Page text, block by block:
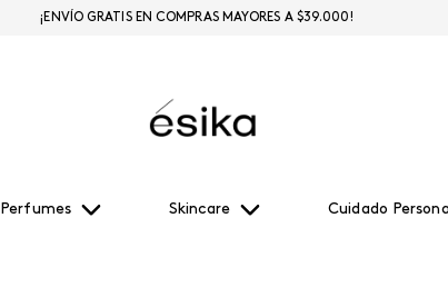
Perfumes Skincare Cuidado
¡ENVÍO GRATIS EN COMPRAS MAYORES A $39.000!